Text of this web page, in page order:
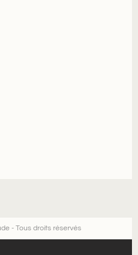
- Tous droits réservés